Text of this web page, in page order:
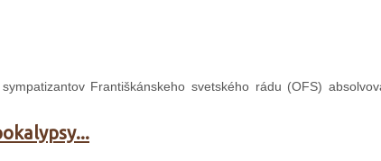
Františkánskeho svetského rádu (OFS)